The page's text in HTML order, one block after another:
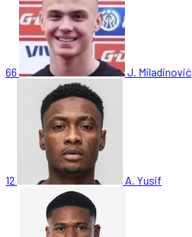
66 J. Miladinović
12 A. Yusif